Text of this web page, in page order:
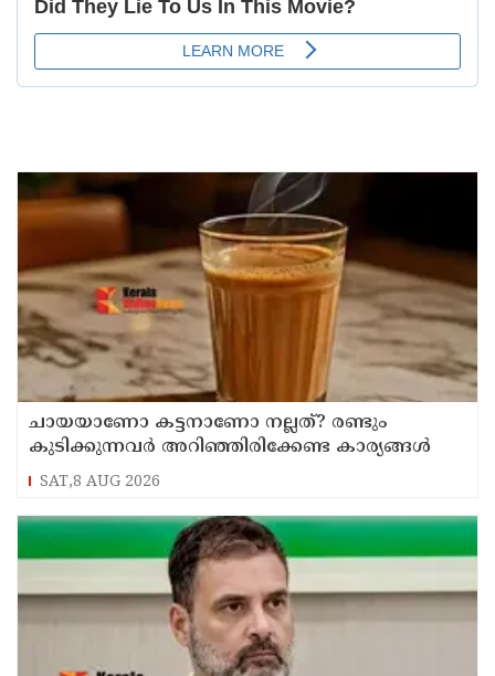
ചായയാണോ കട്ടനാണോ നല്ലത്? രണ്ടും
കുടിക്കുന്നവർ അറിഞ്ഞിരിക്കേണ്ട കാര്യങ്ങൾ
SAT,8 AUG 2026